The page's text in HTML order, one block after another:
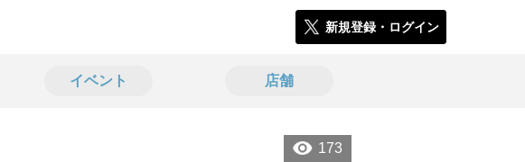
新規登録・ログイン
イベント 店舗
173